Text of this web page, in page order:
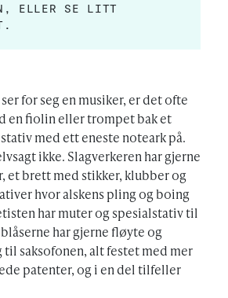
ELLER SE LITT
for seg en musiker, er det ofte
en fiolin eller trompet bak et
med ett eneste noteark på.
ikke. Slagverkeren har gjerne
et brett med stikker, klubber og
hvor alskens pling og boing
har muter og spesialstativ til
har gjerne fløyte og
saksofonen, alt festet med mer
patenter, og i en del tilfeller